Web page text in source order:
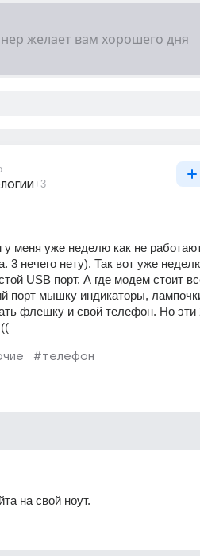
+3
меня уже неделю как не
нечего нету). Так вот уже
USB порт. А где модем стоит
порт мышку индикаторы,
флешку и свой телефон. Но эти
#телефон
на свой ноут.